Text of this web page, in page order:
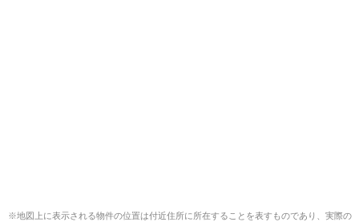
※地図上に表示される物件の位置は付近住所に所在することを表すものであり、実際の